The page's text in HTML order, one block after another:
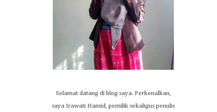
Selamat datang di blog saya. Perkenalkan,
saya Irawati Hamid, pemilik sekaligus penulis